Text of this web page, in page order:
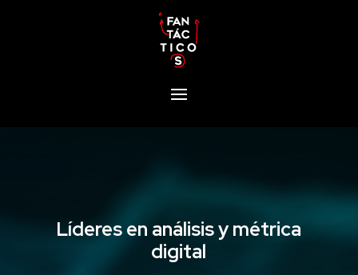
Líderes en análisis y métrica
digital